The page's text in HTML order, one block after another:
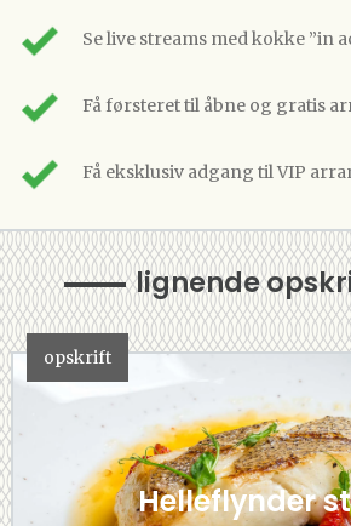
Se live streams med kokke ”in
Få førsteret til åbne og gratis
Få eksklusiv adgang til VIP
lignende
opskrift
Helleflynder